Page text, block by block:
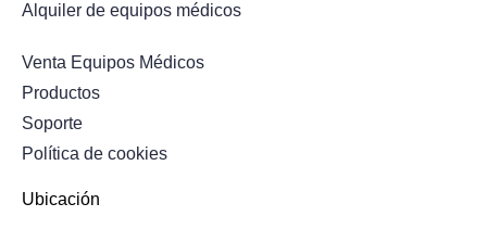
Alquiler de equipos médicos
Venta Equipos Médicos
Productos
Soporte
Política de cookies
Ubicación